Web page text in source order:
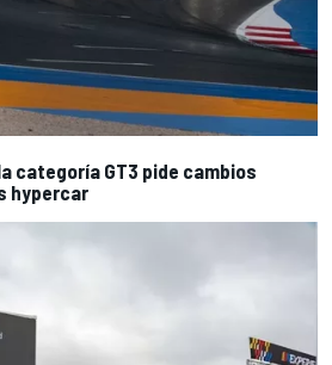
categoría GT3 pide cambios
hypercar